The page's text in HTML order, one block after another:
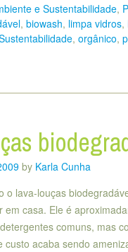
e Sustentabilidade,
, biowash, limpa vidros,
, orgânico,
by Karla Cunha
o lava-louças
em casa. Ele é
comuns, mas
custo acaba sendo